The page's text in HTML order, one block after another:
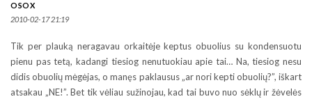
OSOX
2010-02-17 21:19
Tik per plauką neragavau orkaitėje keptus obuolius su kondensuotu
pienu pas tetą, kadangi tiesiog nenutuokiau apie tai… Na, tiesiog nesu
didis obuolių mėgėjas, o manęs paklausus „ar nori kepti obuolių?”, iškart
atsakau „NE!”. Bet tik vėliau sužinojau, kad tai buvo nuo sėklų ir žėvelės